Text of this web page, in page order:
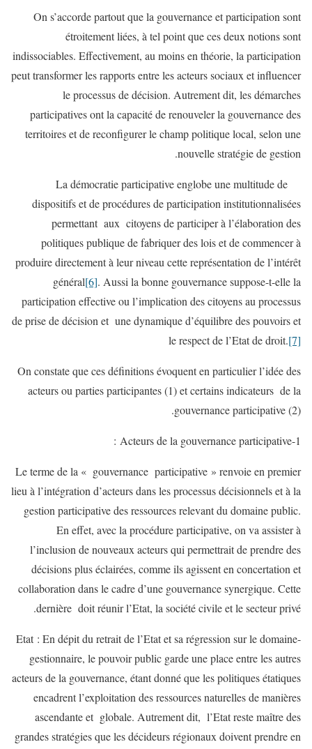
On s’accorde partout que la gouvernance et participation sont
étroitement liées, à tel point que ces deux notions sont
indissociables. Effectivement, au moins en théorie, la participation
peut transformer les rapports entre les acteurs sociaux et influencer
le processus de décision. Autrement dit, les démarches
participatives ont la capacité de renouveler la gouvernance des
territoires et de reconfigurer le champ politique local, selon une
nouvelle stratégie de gestion.
La démocratie participative englobe une multitude de
dispositifs et de procédures de participation institutionnalisées
permettant aux citoyens de participer à l’élaboration des
politiques publique de fabriquer des lois et de commencer à
produire directement à leur niveau cette représentation de l’intérêt
général[6]. Aussi la bonne gouvernance suppose-t-elle la
participation effective ou l’implication des citoyens au processus
de prise de décision et une dynamique d’équilibre des pouvoirs et
le respect de l’Etat de droit.[7]
On constate que ces définitions évoquent en particulier l’idée des
acteurs ou parties participantes (1) et certains indicateurs de la
gouvernance participative (2).
1-Acteurs de la gouvernance participative :
Le terme de la « gouvernance participative » renvoie en premier
lieu à l’intégration d’acteurs dans les processus décisionnels et à la
gestion participative des ressources relevant du domaine public.
En effet, avec la procédure participative, on va assister à
l’inclusion de nouveaux acteurs qui permettrait de prendre des
décisions plus éclairées, comme ils agissent en concertation et
collaboration dans le cadre d’une gouvernance synergique. Cette
dernière doit réunir l’Etat, la société civile et le secteur privé.
-Etat : En dépit du retrait de l’Etat et sa régression sur le domaine
gestionnaire, le pouvoir public garde une place entre les autres
acteurs de la gouvernance, étant donné que les politiques étatiques
encadrent l’exploitation des ressources naturelles de manières
ascendante et globale. Autrement dit, l’Etat reste maître des
grandes stratégies que les décideurs régionaux doivent prendre en